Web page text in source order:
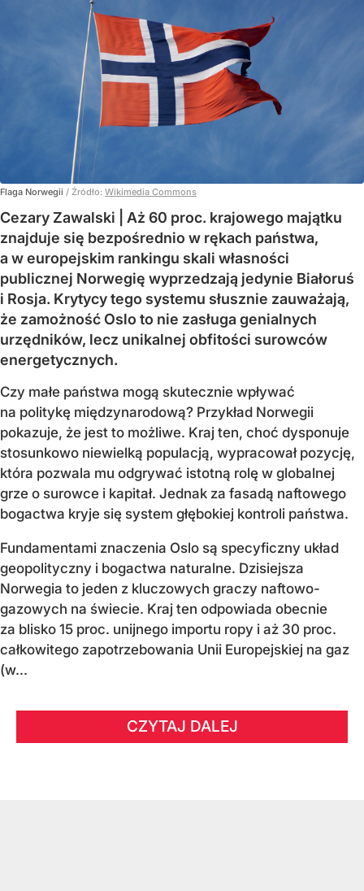
Flaga Norwegii / Źródło: Wikimedia Commons
Cezary Zawalski | Aż 60 proc. krajowego majątku
znajduje się bezpośrednio w rękach państwa,
a w europejskim rankingu skali własności
publicznej Norwegię wyprzedzają jedynie Białoruś
i Rosja. Krytycy tego systemu słusznie zauważają,
że zamożność Oslo to nie zasługa genialnych
urzędników, lecz unikalnej obfitości surowców
energetycznych.
Czy małe państwa mogą skutecznie wpływać
na politykę międzynarodową? Przykład Norwegii
pokazuje, że jest to możliwe. Kraj ten, choć dysponuje
stosunkowo niewielką populacją, wypracował pozycję,
która pozwala mu odgrywać istotną rolę w globalnej
grze o surowce i kapitał. Jednak za fasadą naftowego
bogactwa kryje się system głębokiej kontroli państwa.
Fundamentami znaczenia Oslo są specyficzny układ
geopolityczny i bogactwa naturalne. Dzisiejsza
Norwegia to jeden z kluczowych graczy naftowo-
gazowych na świecie. Kraj ten odpowiada obecnie
za blisko 15 proc. unijnego importu ropy i aż 30 proc.
całkowitego zapotrzebowania Unii Europejskiej na gaz
(w...
CZYTAJ DALEJ